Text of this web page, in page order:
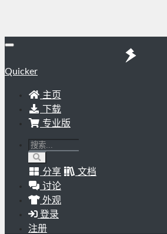
Quicker
主页
下载
专业版
分享
文档
讨论
外观
登录
注册